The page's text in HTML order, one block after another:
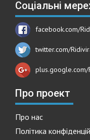
Соціальні
facebook.com/
twitter.com/
plus.google.com/
Про проект
Про нас
Політика